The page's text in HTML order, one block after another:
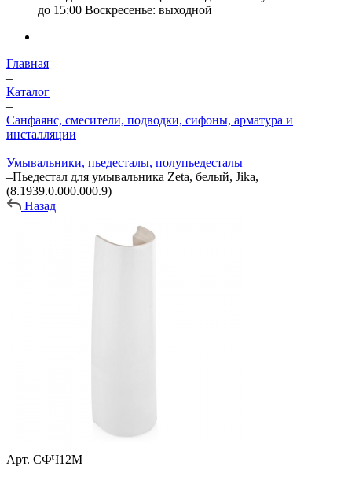
до 15:00 Воскресенье: выходной
Главная
–
Каталог
–
Санфаянс, смесители, подводки, сифоны, арматура и
инсталляции
–
Умывальники, пьедесталы, полупьедесталы
–Пьедестал для умывальника Zeta, белый, Jika,
(8.1939.0.000.000.9)
Назад
Арт. СФЧ12М